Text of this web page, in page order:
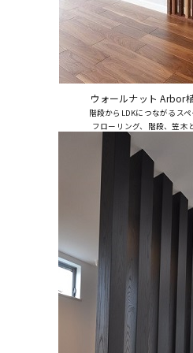
ウォールナット Arbor
階段からLDKにつながるスペ
フローリング、階段、笠木